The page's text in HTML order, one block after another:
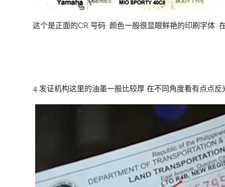
这个是正面的CR 号码 颜色一般很显眼鲜艳的印刷字体
4 发证机构这里的油墨一般比较厚 在不同角度看有点点反